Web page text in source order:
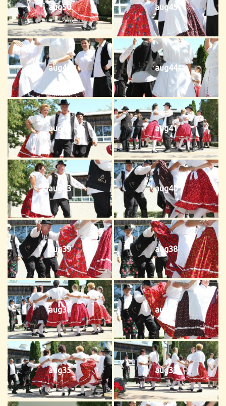
aug50 aug45
aug46 aug44
aug42 aug41
aug43 aug40
aug39 aug38
aug36 aug37
aug35 aug33